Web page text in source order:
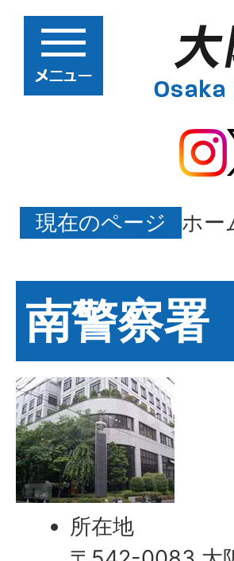
現在のページ ホー
南警察署
所在地